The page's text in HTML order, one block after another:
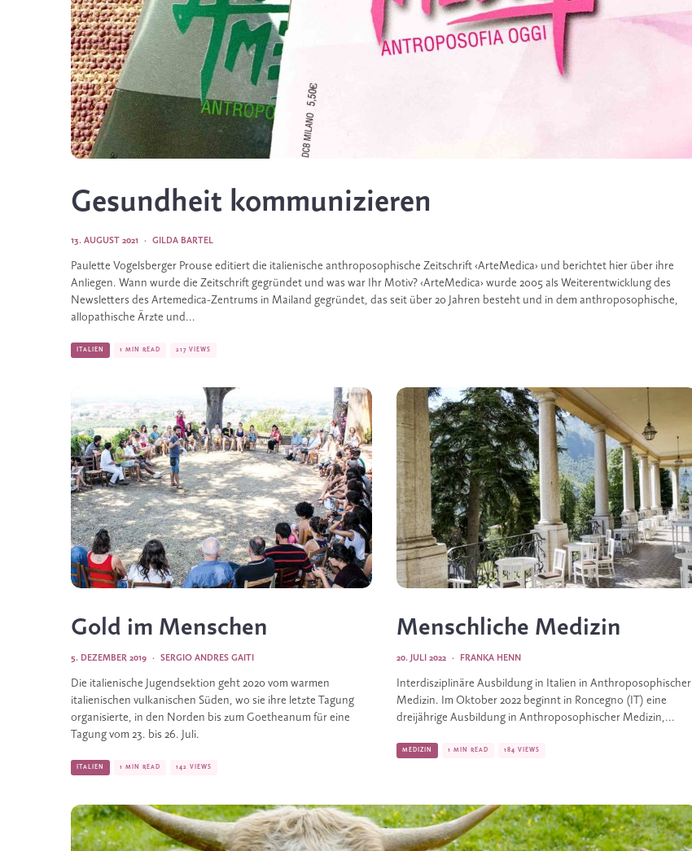
Gesundheit kommunizieren
GILDA BARTEL
·
13. AUGUST 2021
Paulette Vogelsberger Prouse editiert die italienische anthroposophische Zeitschrift ‹ArteMedica› und berichtet hier über ihre
Anliegen. Wann wurde die Zeitschrift gegründet und was war Ihr Motiv? ‹ArteMedica› wurde 2005 als Weiterentwicklung des
Newsletters des Artemedica-Zentrums in Mailand gegründet, das seit über 20 Jahren besteht und in dem anthroposophische,
allopathische Ärzte und...
ITALIEN 1 MIN READ 217 VIEWS
Gold im Menschen
SERGIO ANDRES GAITI
·
5. DEZEMBER 2019
Die italienische Jugendsektion geht 2020 vom warmen
italienischen vulkanischen Süden, wo sie ihre letzte Tagung
organisierte, in den Norden bis zum Goetheanum für eine
Tagung vom 23. bis 26. Juli.
ITALIEN 1 MIN READ 142 VIEWS
Menschliche Medizin
FRANKA HENN
·
20. JULI 2022
Interdisziplinäre Ausbildung in Italien in Anthroposophischer
Medizin. Im Oktober 2022 beginnt in Roncegno (IT) eine
dreijährige Ausbildung in Anthroposophischer Medizin,...
MEDIZIN 1 MIN READ 184 VIEWS